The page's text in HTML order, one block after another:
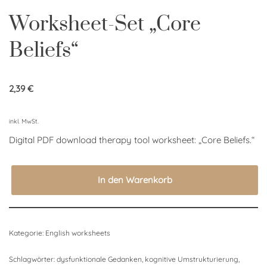
Worksheet-Set „Core
Beliefs“
2,39€
inkl. MwSt.
Digital PDF download therapy tool worksheet: „Core Beliefs.“
In den Warenkorb
Kategorie: English worksheets
Schlagwörter: dysfunktionale Gedanken kognitive Umstrukturierung